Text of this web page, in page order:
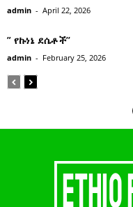
admin - April 22, 2026
” የኩነኔ ደሴቶች’’
admin - February 25, 2026